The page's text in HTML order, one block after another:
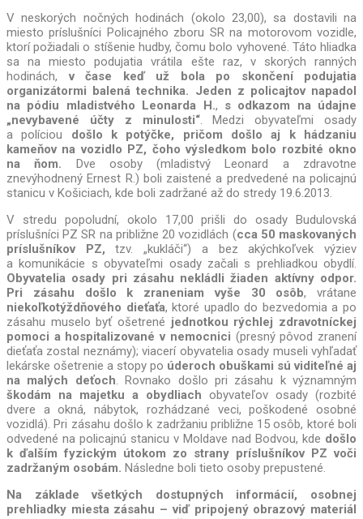
V neskorých nočných hodinách (okolo 23,00), sa dostavili na
miesto príslušníci Policajného zboru SR na motorovom vozidle,
ktorí požiadali o stíšenie hudby, čomu bolo vyhovené. Táto hliadka
sa na miesto podujatia vrátila ešte raz, v skorých ranných
hodinách,v čase keď už bola po skončení podujatia
organizátormi balená technika. Jeden z policajtov napadol
na pódiu mladistvého Leonarda H., s odkazom na údajne
„nevybavené účty z minulosti“. Medzi obyvateľmi osady
a políciou došlo k potýčke, pričom došlo aj k hádzaniu
kameňov na vozidlo PZ, čoho výsledkom bolo rozbité okno
na ňom. Dve osoby (mladistvý Leonard a zdravotne
znevýhodnený Ernest R.) boli zaistené a predvedené na policajnú
stanicu v Košiciach, kde boli zadržané až do stredy 19.6.2013.
V stredu popoludní, okolo 17,00 prišli do osady Budulovská
príslušníci PZ SR na približne 20 vozidlách (cca 50 maskovaných
príslušníkov PZ, tzv. „kukláči“) a bez akýchkoľvek výziev
a komunikácie s obyvateľmi osady začali s prehliadkou obydlí.
Obyvatelia osady pri zásahu nekládli žiaden aktívny odpor.
Pri zásahu došlo k zraneniam vyše 30 osôb, vrátane
niekoľkotýždňového dieťaťa, ktoré upadlo do bezvedomia a po
zásahu muselo byť ošetrené jednotkou rýchlej zdravotníckej
pomoci a hospitalizované v nemocnici (presný pôvod zranení
dieťaťa zostal neznámy); viacerí obyvatelia osady museli vyhľadať
lekárske ošetrenie a stopy po úderoch obuškami sú viditeľné aj
na malých deťoch. Rovnako došlo pri zásahu k významným
škodám na majetku a obydliach obyvateľov osady (rozbité
dvere a okná, nábytok, rozhádzané veci, poškodené osobné
vozidlá). Pri zásahu došlo k zadržaniu približne 15 osôb, ktoré boli
odvedené na policajnú stanicu v Moldave nad Bodvou, kde došlo
k ďalším fyzickým útokom zo strany príslušníkov PZ voči
zadržaným osobám. Následne boli tieto osoby prepustené.
Na základe všetkých dostupných informácií, osobnej
prehliadky miesta zásahu – viď pripojený obrazový materiál